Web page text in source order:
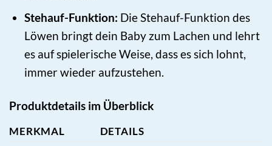
Stehauf-Funktion: Die Stehauf-Funktion des
Löwen bringt dein Baby zum Lachen und lehrt
es auf spielerische Weise, dass es sich lohnt,
immer wieder aufzustehen.
Produktdetails im Überblick
MERKMAL
DETAILS